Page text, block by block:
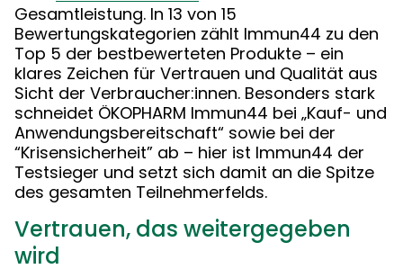
Gesamtleistung. In 13 von 15
Bewertungskategorien zählt Immun44 zu den
Top 5 der bestbewerteten Produkte – ein
klares Zeichen für Vertrauen und Qualität aus
Sicht der Verbraucher:innen. Besonders stark
schneidet ÖKOPHARM Immun44 bei „Kauf- und
Anwendungsbereitschaft“ sowie bei der
“Krisensicherheit” ab – hier ist Immun44 der
Testsieger und setzt sich damit an die Spitze
des gesamten Teilnehmerfelds.
Vertrauen, das weitergegeben
wird